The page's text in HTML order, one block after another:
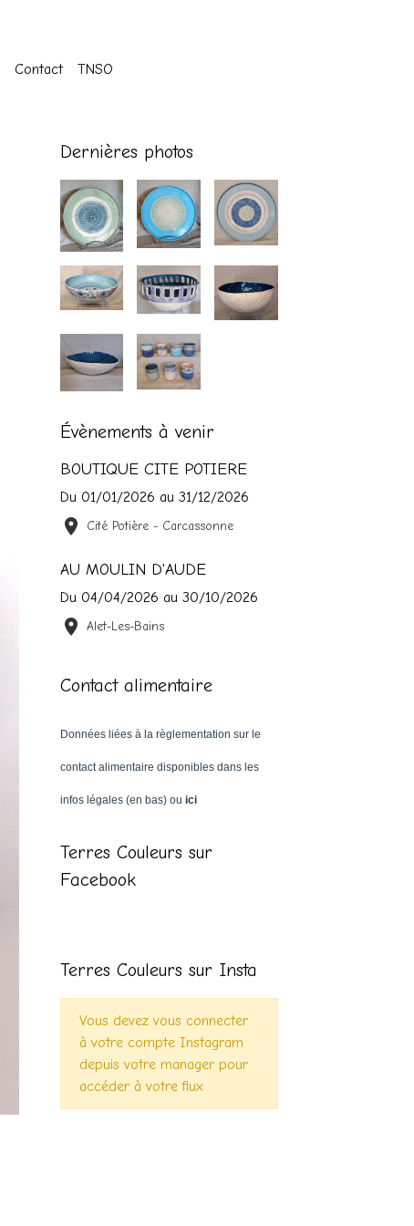
Contact TNSO
Dernières photos
Évènements à venir
BOUTIQUE CITE POTIERE
Du 01/01/2026 au 31/12/2026
Cité Potière - Carcassonne
AU MOULIN D'AUDE
Du 04/04/2026 au 30/10/2026
Alet-Les-Bains
Contact alimentaire
Données liées à la règlementation sur le
contact alimentaire disponibles dans les
infos légales (en bas) ou ici
Terres Couleurs sur
Facebook
Terres Couleurs sur Insta
Vous devez vous connecter
à votre compte Instagram
depuis votre manager pour
accéder à votre flux